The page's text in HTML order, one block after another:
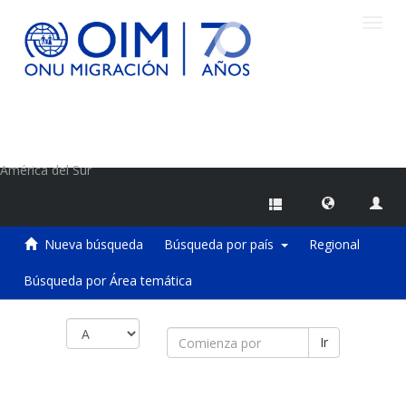
América del Sur
Nueva búsqueda Búsqueda por país Regional
Búsqueda por Área temática
Ir